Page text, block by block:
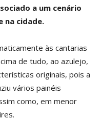
a um cenário
na cidade.
às cantarias
de tudo, ao azulejo,
originais, pois a
vários painéis
como, em menor